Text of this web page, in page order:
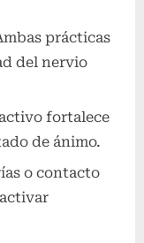
prácticas
del nervio
fortalece
de ánimo.
o contacto